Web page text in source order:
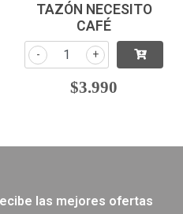
TAZÓN NECESITO
CAFÉ
+
-
$3.990
las mejores ofertas